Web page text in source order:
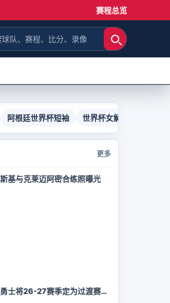
赛程总览
阿根廷世界杯短袖 世界杯女解说后台
更多
基与克莱迈阿密合练照曝光
士将26-27赛季定为过渡赛季